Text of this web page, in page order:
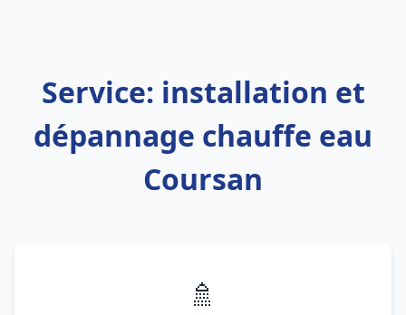
Service: installation et
dépannage chauffe eau
Coursan
🚿